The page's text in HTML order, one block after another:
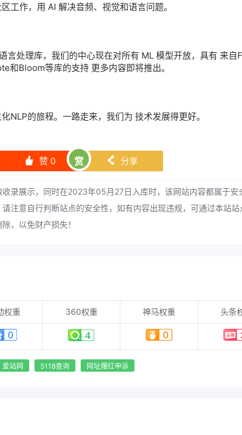
工作，用 AI 解决音频、视觉和语言问题。
言处理库，我们的中心现在对所有 ML 模型开放，具有 来自
和Bloom等库的支持 更多内容即将推出。
NLP的旅程。一路走来，我们为 技术发展得更好。
󰄼 赞 0 赏 󰄯 分享
录展示，同时在2023年05月27日入库时，该网站内容都属于安
注意自行判断站点的安全性，如有内容出现违规，可通过本站站
，以免财产损失！
权重 360权重 神马权重 头条
爱站网 5118查询 网址爆红申诉